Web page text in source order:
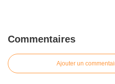
Commentaires
Ajouter un